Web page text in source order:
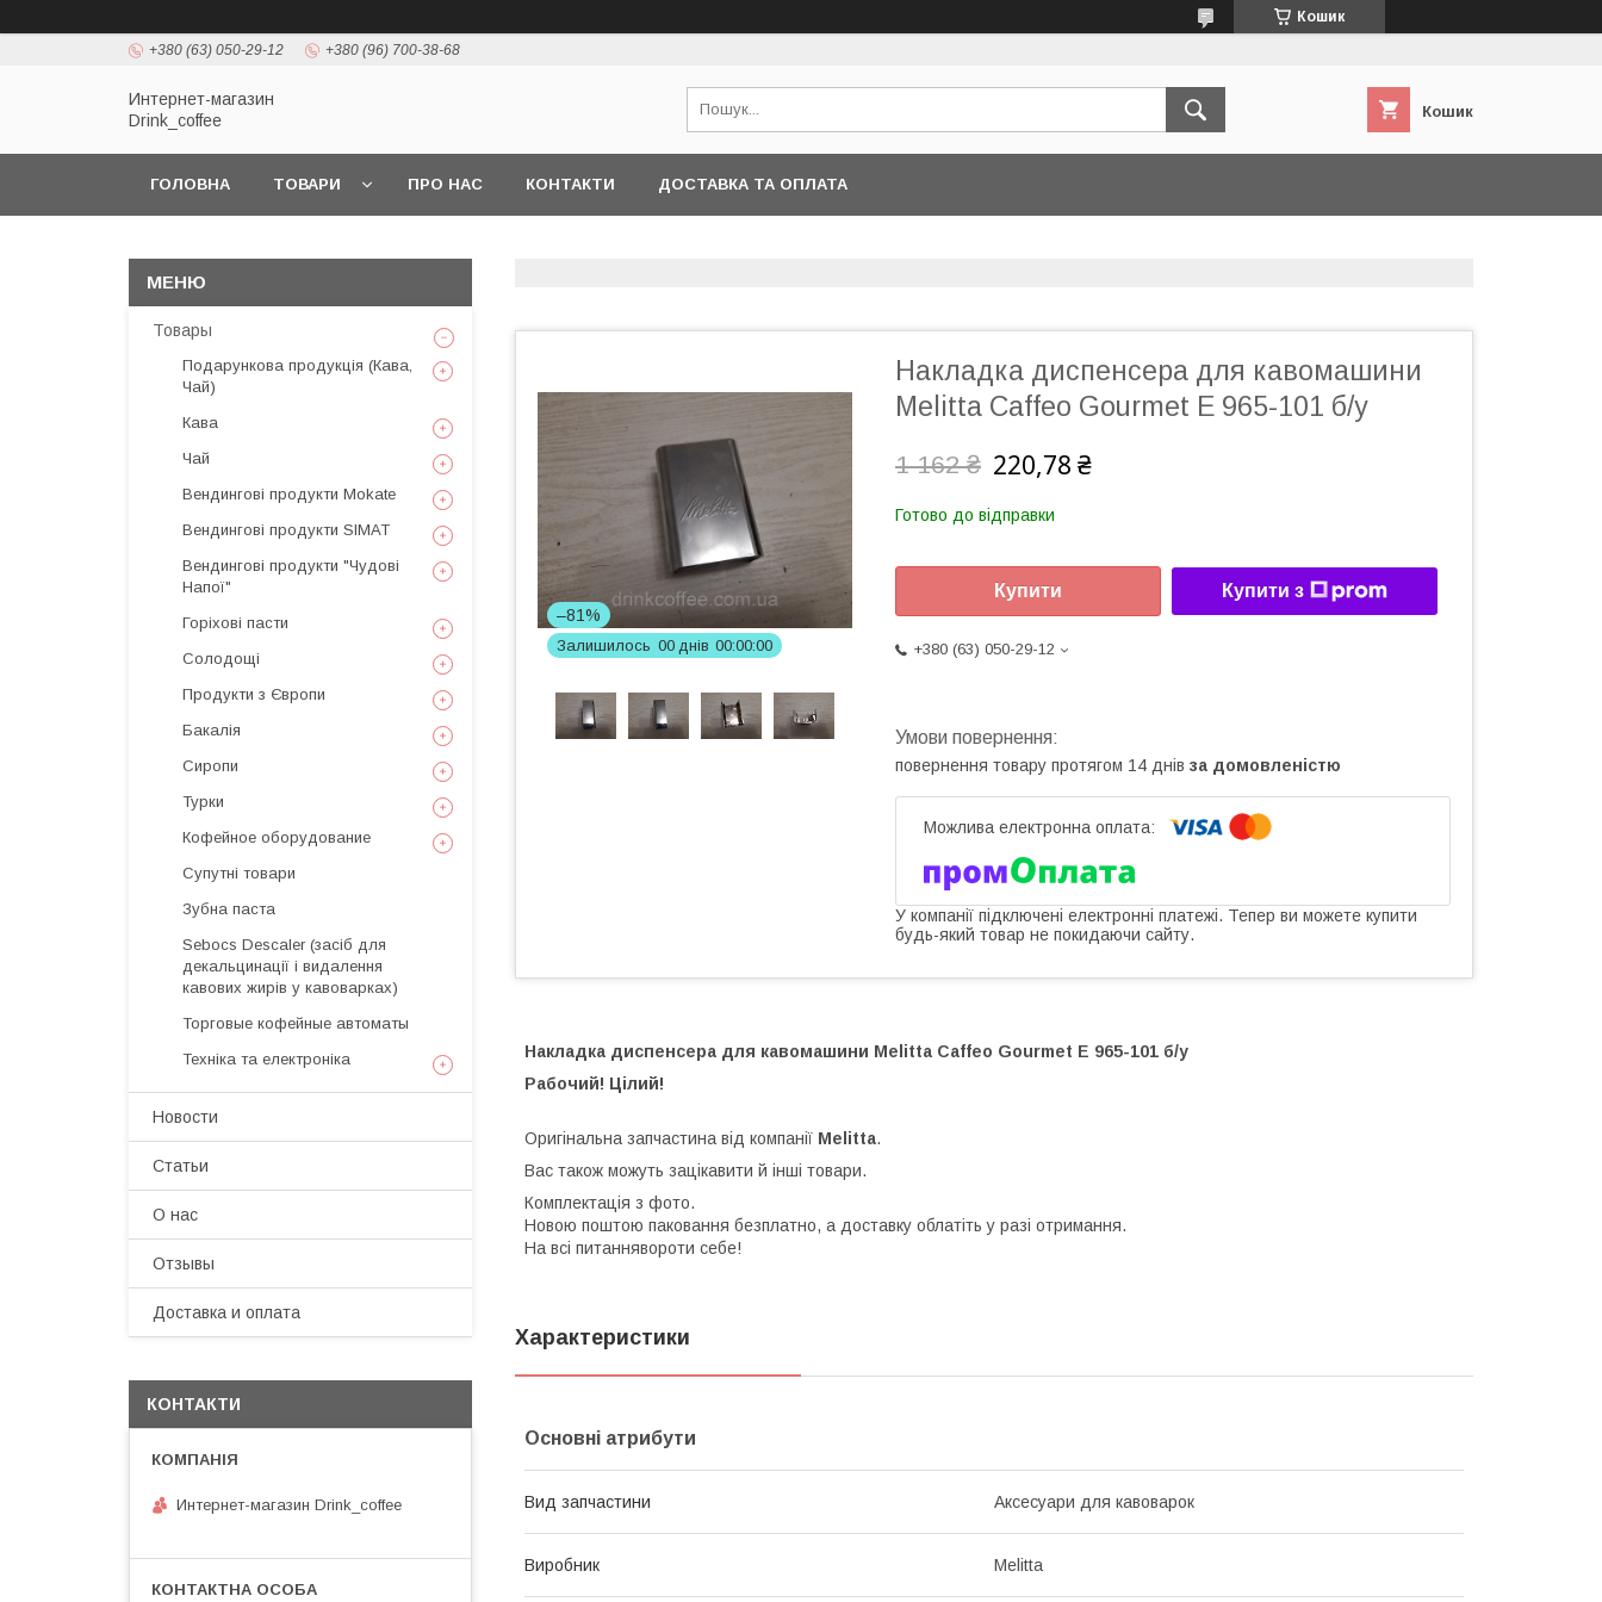
Кошик
+380 (63) 050-29-12 +380 (96) 700-38-68
Интернет-магазин
Drink_coffee
Кошик
ГОЛОВНА ТОВАРИ ПРО НАС КОНТАКТИ ДОСТАВКА ТА ОПЛАТА
–81%
Залишилось 00 днів 00 00 00
Накладка диспенсера для кавомашини
Melitta Caffeo Gourmet Е 965-101 б/у
1 162 ₴ 220,78 ₴
Готово до відправки
Купити Купити з
+380 (63) 050-29-12
повернення товару протягом 14 днів за домовленістю
У компанії підключені електронні платежі. Тепер ви можете купити
будь-який товар не покидаючи сайту.
Накладка диспенсера для кавомашини Melitta Caffeo Gourmet Е 965-101 б/у
Рабочий! Цілий!
Оригінальна запчастина від компанії Melitta.
Вас також можуть зацікавити й інші товари.
Комплектація з фото.
Новою поштою паковання безплатно, а доставку облатіть у разі отримання.
На всі питаннявороти себе!
Характеристики
Основні атрибути
Вид запчастини Аксесуари для кавоварок
Виробник Melitta
Товары
Подарункова продукція (Кава,
Чай)
Кава
Чай
Вендингові продукти Mokate
Вендингові продукти SIMAT
Вендингові продукти "Чудові
Напої"
Горіхові пасти
Солодощі
Продукти з Європи
Бакалія
Сиропи
Турки
Кофейное оборудование
Супутні товари
Зубна паста
Sebocs Descaler (засіб для
декальцинації і видалення
кавових жирів у кавоварках)
Торговые кофейные автоматы
Техніка та електроніка
Новости
Статьи
О нас
Отзывы
Доставка и оплата
КОНТАКТИ
Интернет-магазин Drink_coffee